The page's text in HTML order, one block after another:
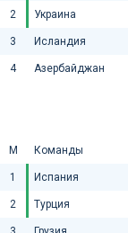
2 Украина
3 Исландия
4 Азербайджан
М Команды
1 Испания
2 Турция